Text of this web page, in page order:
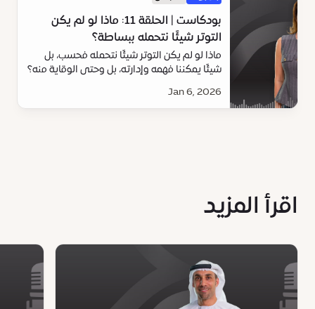
بودكاست | الحلقة 11: ماذا لو لم يكن
التوتر شيئًا نتحمله ببساطة؟
ماذا لو لم يكن التوتر شيئًا نتحمله فحسب، بل
شيئًا يمكننا فهمه وإدارته، بل وحتى الوقاية منه؟
Jan 6, 2026
اقرأ المزيد